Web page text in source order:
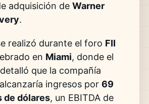
adquisición de Warner
.
realizó durante el foro FII
en Miami, donde el
que la compañía
ingresos por 69
de dólares, un EBITDA de